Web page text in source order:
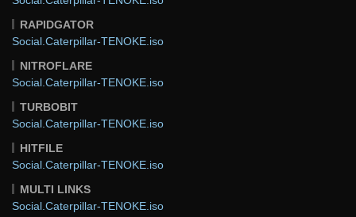
RAPIDGATOR
Social.Caterpillar-TENOKE.iso
NITROFLARE
Social.Caterpillar-TENOKE.iso
TURBOBIT
Social.Caterpillar-TENOKE.iso
HITFILE
Social.Caterpillar-TENOKE.iso
MULTI LINKS
Social.Caterpillar-TENOKE.iso